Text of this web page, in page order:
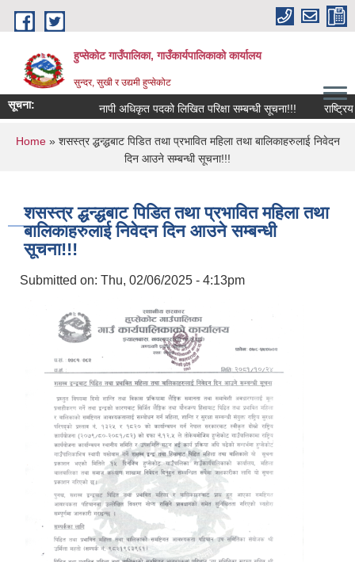
Skip to main content
हुप्सेकोट गाउँपालिका, गाउँकार्यपालिकाको कार्यालय
सुन्दर, सुखी र उद्यमी हुप्सेकोट
सूचना: नापी अधिकृत पदको लिखित परिक्षा सम्बन्धी सूचना!!! राष्‍ट्रिय
You are here
Home» शसस्त्र द्धन्द्धबाट पिडित तथा प्रभावित महिला तथा बालिकाहरुलाई निवेदन
दिन आउने सम्बन्धी सूचना!!!
शसस्त्र द्धन्द्धबाट पिडित तथा प्रभावित महिला तथा
बालिकाहरुलाई निवेदन दिन आउने सम्बन्धी
सूचना!!!
Submitted on: Thu, 02/06/2025 - 4:13pm